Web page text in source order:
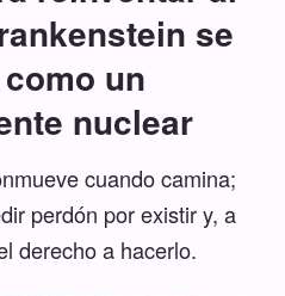
se
un
nuclear
cuando camina;
perdón por existir y, a
derecho a hacerlo.